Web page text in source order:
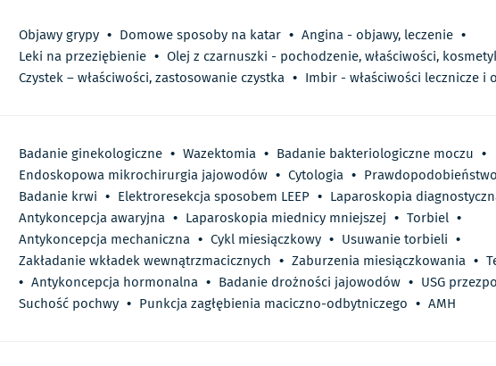
Objawy grypy • Domowe sposoby na katar • Angina - objawy, leczenie •
Leki na przeziębienie • Olej z czarnuszki - pochodzenie, właściwości,
Czystek – właściwości, zastosowanie czystka • Imbir - właściwości lecznicze i
Badanie ginekologiczne • Wazektomia • Badanie bakteriologiczne moczu •
Endoskopowa mikrochirurgia jajowodów • Cytologia •
Badanie krwi • Elektroresekcja sposobem LEEP • Laparoskopia
Antykoncepcja awaryjna • Laparoskopia miednicy mniejszej • Torbiel •
Antykoncepcja mechaniczna • Cykl miesiączkowy • Usuwanie torbieli •
Zakładanie wkładek wewnątrzmacicznych • Zaburzenia miesiączkowania •
• Antykoncepcja hormonalna • Badanie drożności jajowodów • USG
Suchość pochwy • Punkcja zagłębienia maciczno-odbytniczego • AMH